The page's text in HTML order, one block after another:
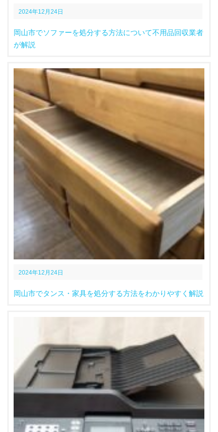
2024年12月24日
岡山市でソファーを処分する方法について不用品回収業者
が解説
2024年12月24日
岡山市でタンス・家具を処分する方法をわかりやすく解説